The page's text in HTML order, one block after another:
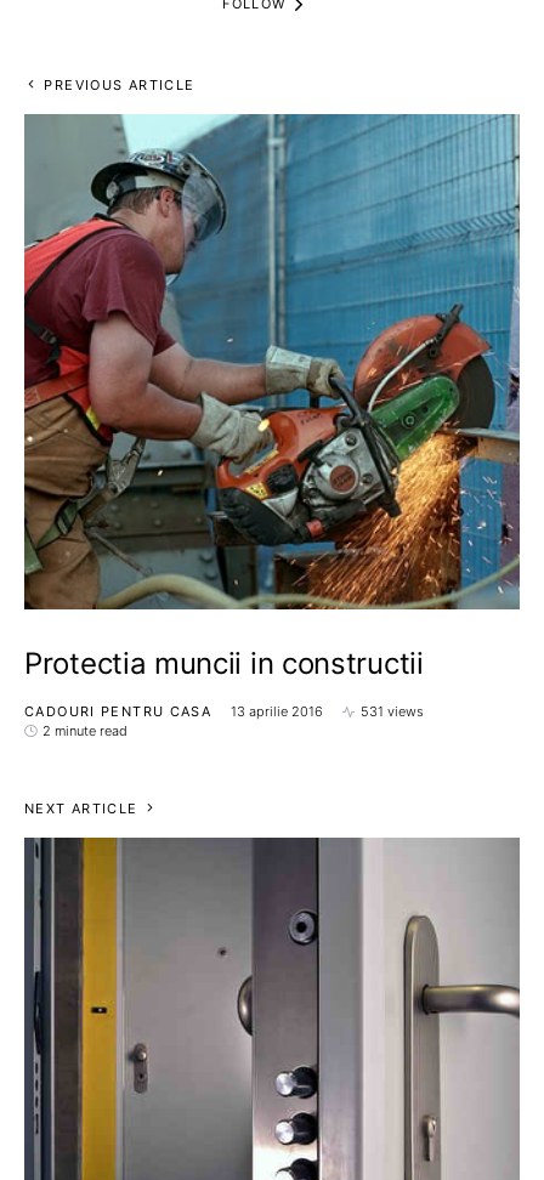
FOLLOW
PREVIOUS ARTICLE
Protectia muncii in constructii
CADOURI PENTRU CASA 13 aprilie 2016
531 views
2 minute read
NEXT ARTICLE